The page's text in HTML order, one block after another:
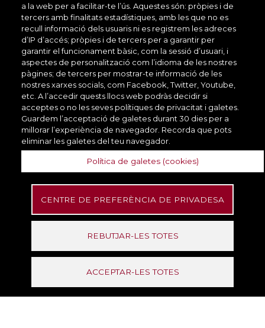
Col·lectiu
professional
Àmbit funcional
Oficis
Serveis d'acció
ciutadana
Oficis
Serveis d'acció
ciutadana
Oficis
Serveis de
benestar social
Serveis de
desenvolupament
Oficis
Serveis de
desenvolupament
territorial
Direcció de Serveis de
Travessera de les Corts, 135.
a la web per a facilitar-te l’ús. Aquestes són: pròpies i de
tercers amb finalitats estadístiques, amb les que no es
recull informació dels usuaris ni es registrem les adreces
d’IP d’accés; pròpies i de tercers per a garantir per
garantir el funcionament bàsic, com la sessió d’usuari, i
aspectes de personalització com l’idioma de les nostres
pàgines; de tercers per mostrar-te informació de les
nostres xarxes socials, com Facebook, Twitter, Youtube,
etc. A l’accedir quests llocs web podràs decidir si
acceptes o no les seves polítiques de privacitat i galetes.
Guardem l’acceptació de galetes durant 30 dies per a
millorar l’experiència de navegador. Recorda que pots
eliminar les galetes del teu navegador.
Política de galetes (cookies)
CENTRE DE PREFERÈNCIA DE PRIVADESA
REBUTJAR-LES TOTES
ACCEPTAR-LES TOTES